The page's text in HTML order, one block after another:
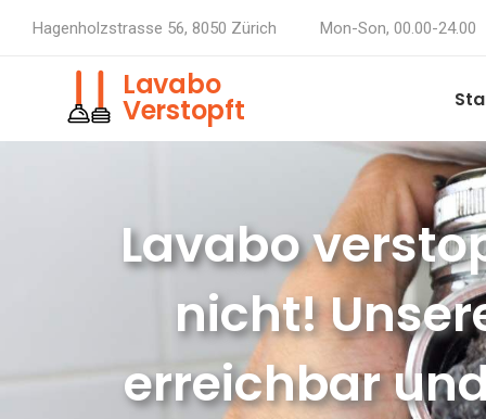
Hagenholzstrasse 56, 8050 Zürich Mon-Son, 00.00-24.00
Lavabo
Verstopft
Lavabo
nicht!
erreichbar